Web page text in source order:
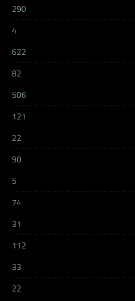
290
4
622
82
506
121
22
90
5
74
31
112
33
22